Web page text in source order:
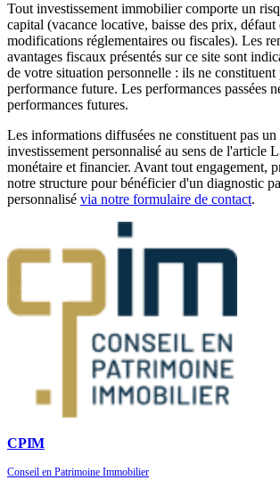
Tout investissement immobilier comporte un
capital (vacance locative, baisse des prix, défaut
modifications réglementaires ou fiscales). Les
avantages fiscaux présentés sur ce site sont
de votre situation personnelle : ils ne constituent
performance future. Les performances passées
performances futures.
Les informations diffusées ne constituent pas un
investissement personnalisé au sens de l'article
monétaire et financier. Avant tout engagement,
notre structure pour bénéficier d'un diagnostic
personnalisé via notre formulaire de contact.
CPIM
Conseil en Patrimoine Immobilier